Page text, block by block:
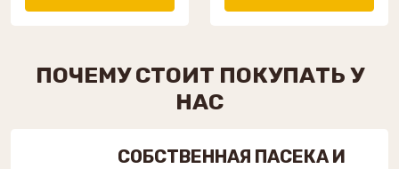
ПОЧЕМУ СТОИТ ПОКУПАТЬ У
НАС
СОБСТВЕННАЯ ПАСЕКА И